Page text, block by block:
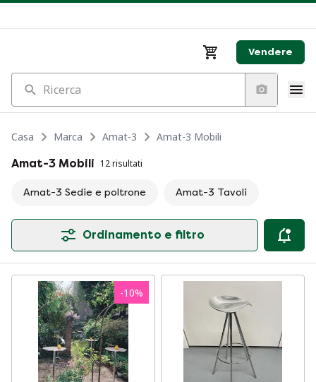
Vendere
Ricerca
Casa Marca Amat-3
Amat-3 Mobili
Amat-3 Mobili 12 risultati
Amat-3 Sedie e poltrone Amat-3 Tavoli
Ordinamento e filtro
-10%